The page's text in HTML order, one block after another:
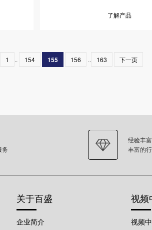
了解产品
1 .. 154 155 156 .. 163 下一页
务
经验丰富
丰富的
关于百盛
企业简介
视频
视频